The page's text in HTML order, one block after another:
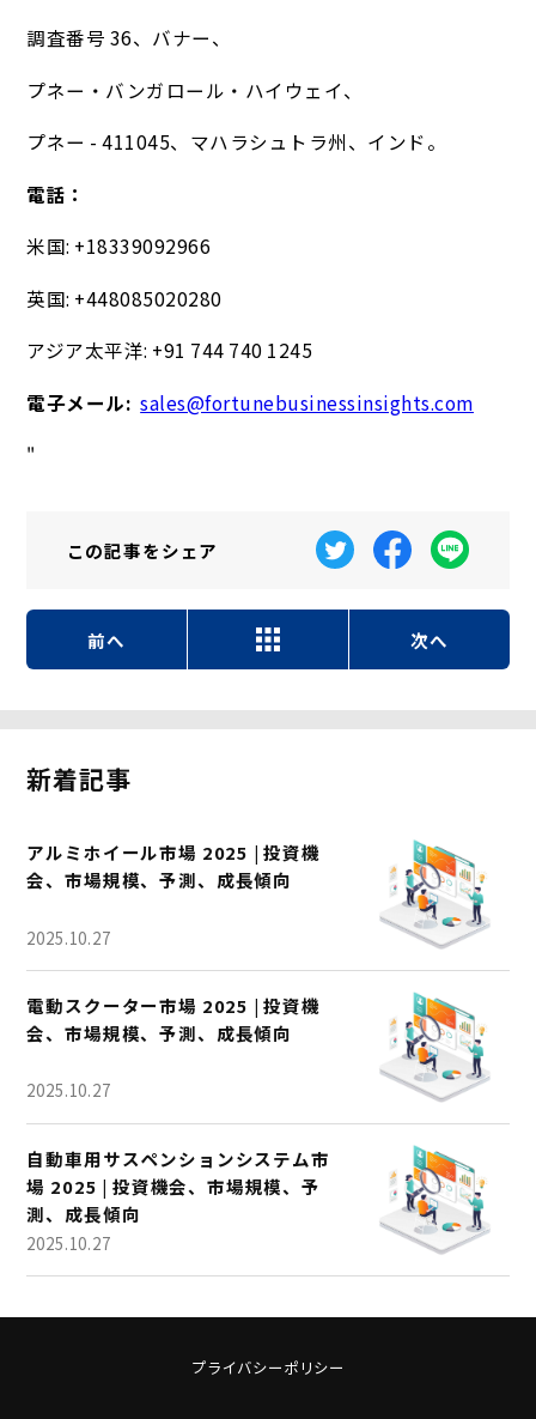
調査番号 36、バナー、
プネー・バンガロール・ハイウェイ、
プネー - 411045、マハラシュトラ州、インド。
電話：
米国: +18339092966
英国: +448085020280
アジア太平洋: +91 744 740 1245
電子メール: sales@fortunebusinessinsights.com
"
この記事をシェア
前へ 次へ
新着記事
アルミホイール市場 2025 | 投資機
会、市場規模、予測、成長傾向
2025.10.27
電動スクーター市場 2025 | 投資機
会、市場規模、予測、成長傾向
2025.10.27
自動車用サスペンションシステム市
場 2025 | 投資機会、市場規模、予
測、成長傾向
2025.10.27
プライバシーポリシー